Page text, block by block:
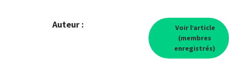
Auteur :
Voir l’article
(membres
enregistrés)